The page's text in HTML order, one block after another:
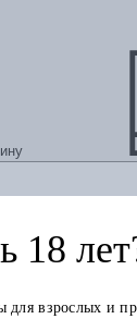
18
взрослых и